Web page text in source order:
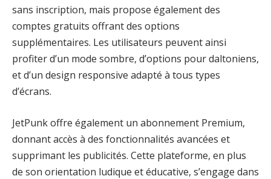
sans inscription, mais propose également des
comptes gratuits offrant des options
supplémentaires. Les utilisateurs peuvent ainsi
profiter d’un mode sombre, d’options pour daltoniens,
et d’un design responsive adapté à tous types
d’écrans.
JetPunk offre également un abonnement Premium,
donnant accès à des fonctionnalités avancées et
supprimant les publicités. Cette plateforme, en plus
de son orientation ludique et éducative, s’engage dans